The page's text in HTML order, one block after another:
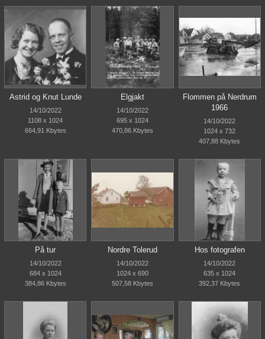
Astrid og Knut Lunde
14/10/2022
1108 x 1024
664,91 Kbytes
Elgjakt
14/10/2022
695 x 1024
470,86 Kbytes
Flommen på Nerdrum
1966
14/10/2022
1024 x 732
407,88 Kbytes
På tur
14/10/2022
684 x 1024
384,86 Kbytes
Nordre Tolerud
14/10/2022
1024 x 690
507,58 Kbytes
Hos fotografen
14/10/2022
635 x 1024
392,37 Kbytes